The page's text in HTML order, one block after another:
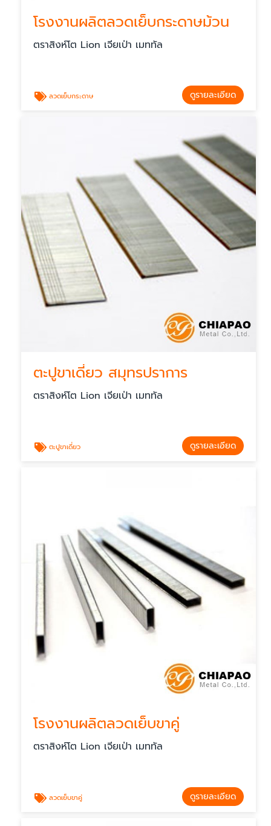
โรงงานผลิตลวดเย็บกระดาษม้วน
ตราสิงห์โต Lion เจียเป่า เมททัล
ลวดเย็บกระดาษ ดูรายละเอียด
ตะปูขาเดี่ยว สมุทรปราการ
ตราสิงห์โต Lion เจียเป่า เมททัล
ตะปูขาเดี่ยว ดูรายละเอียด
โรงงานผลิตลวดเย็บขาคู่
ตราสิงห์โต Lion เจียเป่า เมททัล
ลวดเย็บขาคู่ ดูรายละเอียด